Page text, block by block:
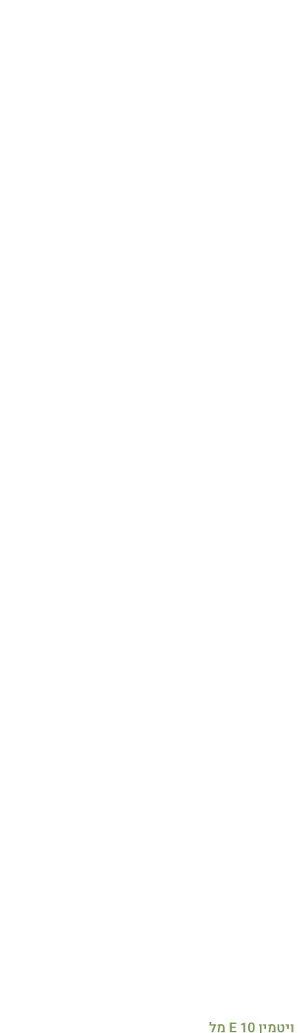
ויטמין E 10 מל